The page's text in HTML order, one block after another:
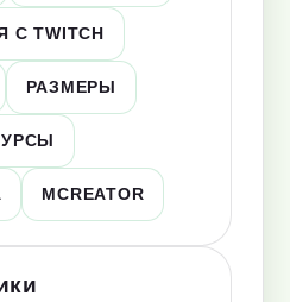
С TWITCH
РАЗМЕРЫ
MCREATOR